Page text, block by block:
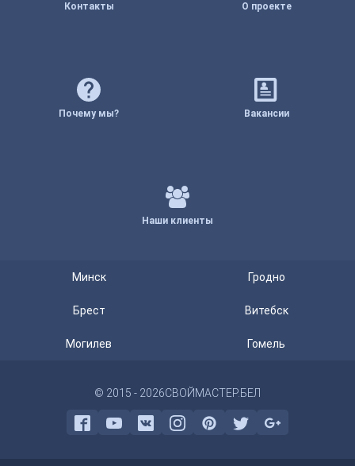
Контакты О проекте
Почему мы? Вакансии
Наши клиенты
Минск Гродно
Брест Витебск
Могилев Гомель
© 2015 - 2026СВОЙМАСТЕР.БЕЛ